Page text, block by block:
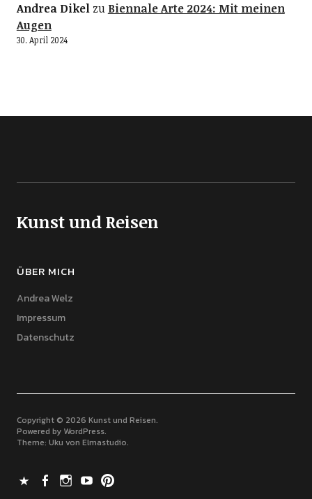
Andrea Dikelzu Biennale Arte 2024: Mit meinen
Augen
30. April 2024
Kunst und Reisen
ÜBER MICH
Andrea Welz
Impressum
Datenschutz
Copyright © 2026 Kunst und Reisen
Powered by WordPress
Theme: Uku von Elmastudio